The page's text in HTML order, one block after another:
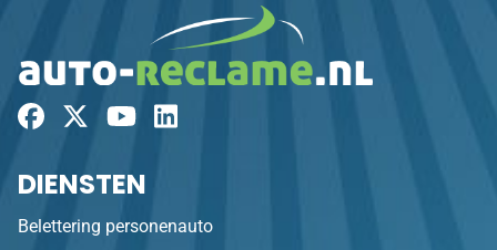
DIENSTEN
Belettering personenauto